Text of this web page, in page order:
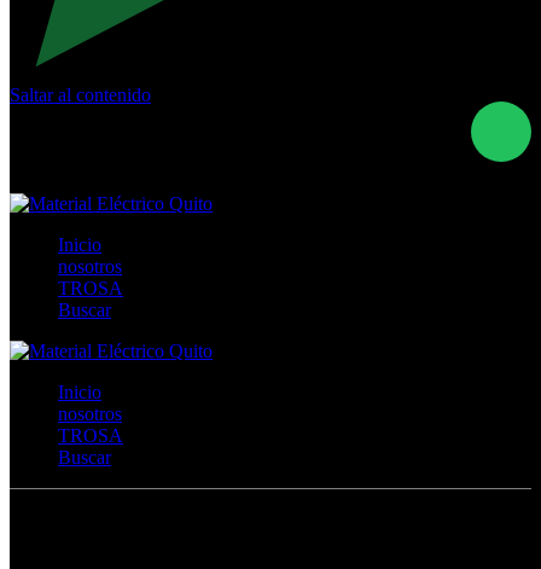
Saltar al contenido
Inicio
nosotros
TROSA
Buscar
Inicio
nosotros
TROSA
Buscar